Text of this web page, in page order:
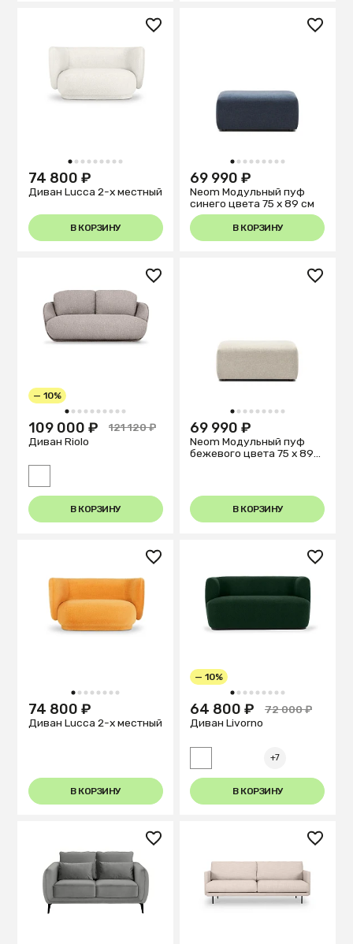
1 2 3 4 5 6 7 8 9
74 800 ₽
Диван Lucca 2-х местный
В КОРЗИНУ
1 2 3 4 5 6 7 8 9
69 990 ₽
Neom Модульный пуф
синего цвета 75 x 89 см
В КОРЗИНУ
1 2 3 4 5 6 7 8 9 10
— 10%
109 000 ₽
121 120 ₽
Диван Riolo
В КОРЗИНУ
1 2 3 4 5 6 7 8 9
69 990 ₽
Neom Модульный пуф
бежевого цвета 75 x 89
В КОРЗИНУ
1 2 3 4 5 6 7 8
74 800 ₽
Диван Lucca 2-х местный
В КОРЗИНУ
1 2 3 4 5 6 7 8 9
— 10%
64 800 ₽
72 000 ₽
Диван Livorno
+7
В КОРЗИНУ